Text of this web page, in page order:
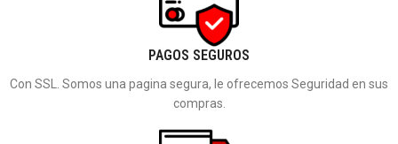
PAGOS SEGUROS
Con SSL. Somos una pagina segura, le ofrecemos Seguridad en sus
compras.